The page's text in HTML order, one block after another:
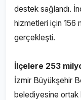
destek sağlandı.
hizmetleri için 156
gerçekleşti.
İlçelere 253
İzmir Büyükşehir
belediyesine ortak